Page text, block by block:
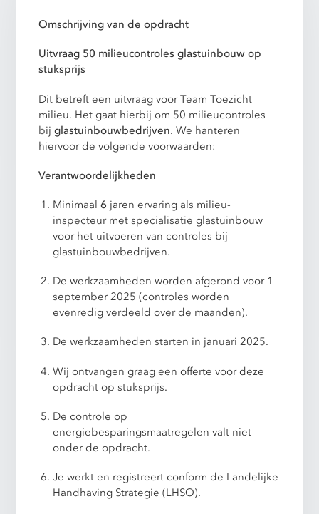
Omschrijving van de opdracht
Uitvraag 50 milieucontroles glastuinbouw op
stuksprijs
Dit betreft een uitvraag voor Team Toezicht
milieu. Het gaat hierbij om 50 milieucontroles
bijglastuinbouwbedrijven. We hanteren
hiervoor de volgende voorwaarden:
Verantwoordelijkheden
Minimaal6 jaren ervaring als milieu-
inspecteur met specialisatie glastuinbouw
voor het uitvoeren van controles bij
glastuinbouwbedrijven.
De werkzaamheden worden afgerond voor 1
september 2025 (controles worden
evenredig verdeeld over de maanden).
De werkzaamheden starten in januari 2025.
Wij ontvangen graag een offerte voor deze
opdracht op stuksprijs.
De controle op
energiebesparingsmaatregelen valt niet
onder de opdracht.
Je werkt en registreert conform de Landelijke
Handhaving Strategie (LHSO).